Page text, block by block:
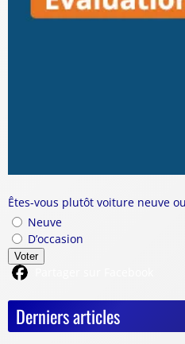
Êtes-vous plutôt voiture neuve ou
Neuve
D’occasion
Voter
Derniers articles